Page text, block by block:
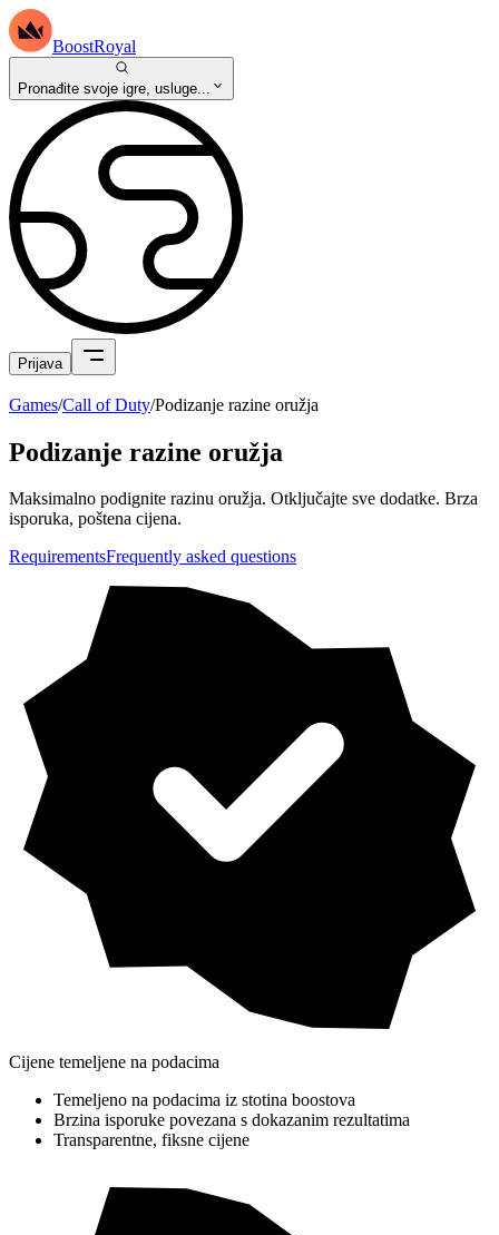
BoostRoyal
Pronađite svoje igre, usluge...
Prijava
Games/Call of Duty/Podizanje razine oružja
Podizanje razine oružja
Maksimalno podignite razinu oružja. Otključajte sve dodatke. Brza
isporuka, poštena cijena.
RequirementsFrequently asked questions
Cijene temeljene na podacima
Temeljeno na podacima iz stotina boostova
Brzina isporuke povezana s dokazanim rezultatima
Transparentne, fiksne cijene